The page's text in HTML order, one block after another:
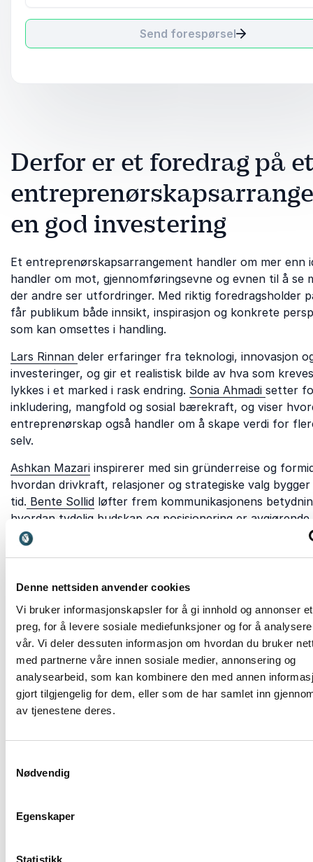
Denne nettsiden anvender cookies
Vi bruker informasjonskapsler for å gi innhold og annonser
preg, for å levere sosiale mediefunksjoner og for å
vår. Vi deler dessuten informasjon om hvordan du bruker
med partnerne våre innen sosiale medier, annonsering og
analysearbeid, som kan kombinere den med annen
gjort tilgjengelig for dem, eller som de har samlet inn
av tjenestene deres.
Nødvendig
Egenskaper
Statistikk
Send forespørsel
Derfor er et foredrag på
en god investering
Et entreprenørskapsarrangement handler om mer enn
handler om mot, gjennomføringsevne og evnen til å se
der andre ser utfordringer. Med riktig foredragsholder
får publikum både innsikt, inspirasjon og konkrete
som kan omsettes i handling.
Lars Rinnan deler erfaringer fra teknologi, innovasjon
investeringer, og gir et realistisk bilde av hva som
lykkes i et marked i rask endring. Sonia Ahmadi setter
inkludering, mangfold og sosial bærekraft, og viser
entreprenørskap også handler om å skape verdi for
selv.
Ashkan Mazari inspirerer med sin gründerreise og
hvordan drivkraft, relasjoner og strategiske valg
tid. Bente Sollid løfter frem kommunikasjonens
hvordan tydelig budskap og posisjonering er
gjennom i et konkurransepreget landskap.
Sindre Wiig Nordbygir innsikt i mental styrke og
endringsprosesser, og viser hvordan organisasjoner
fremdrift i praksis.
Når slike perspektiver samles på én scene, får
faglig påfyll og ny motivasjon. Et foredrag på et
entreprenørskapsarrangement er derfor en investering
nettverk og handlekraft som kan gi varige resultater.
Andre relevante anledninger
Nettverksmøter for gründere